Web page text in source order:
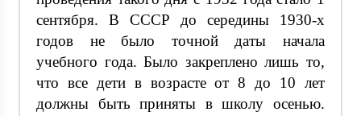
сентября. В СССР до середины 1930-х
годов не было точной даты начала
учебного года. Было закреплено лишь то,
что все дети в возрасте от 8 до 10 лет
должны быть приняты в школу осенью.